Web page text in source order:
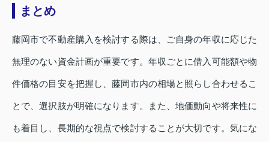
まとめ
藤岡市で不動産購入を検討する際は、ご自身の年収に応じた
無理のない資金計画が重要です。年収ごとに借入可能額や物
件価格の目安を把握し、藤岡市内の相場と照らし合わせるこ
とで、選択肢が明確になります。また、地価動向や将来性に
も着目し、長期的な視点で検討することが大切です。気にな